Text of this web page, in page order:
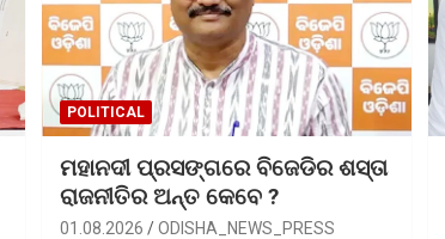
POLITICAL
ମହାନଦୀ ପ୍ରସଙ୍ଗରେ ବିଜେଡିର ଶସ୍ତା
ରାଜନୀତିର ଅନ୍ତ କେବେ ?
01.08.2026 ODISHA_NEWS_PRESS